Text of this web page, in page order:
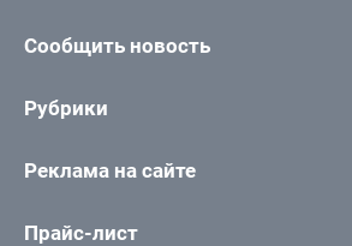
Сообщить новость
Рубрики
Реклама на сайте
Прайс-лист